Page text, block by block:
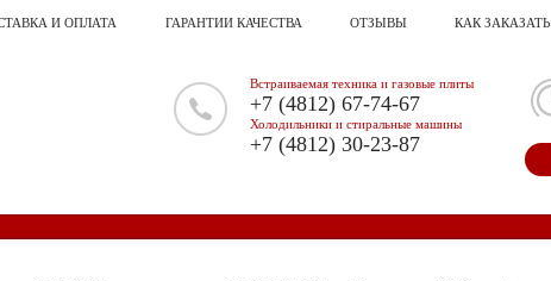
Встраиваемая техника и газовые плиты
+7 (4812) 67-74-67
Холодильники и стиральные машины
+7 (4812) 30-23-87
И ОПЛАТА ГАРАНТИИ КАЧЕСТВА ОТЗЫВЫ КАК ЗАКАЗАТЬ